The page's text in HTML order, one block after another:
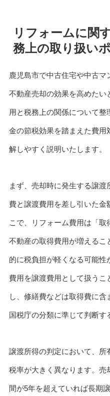
リフォームに関
務上の取り扱い
鹿児島市で中古住宅や中古マ
不動産売却の効果を高めた
用と税務上の関係について
金の節税効果を踏まえた費用
解しやすく説明いたします。
まず、売却時に発生する譲
費と譲渡費用を差し引いた金
こで、リフォーム費用は「取
不動産の取得費用が増える
的に税負担が軽くなる可能性
費用を譲渡費用として扱う
し、修繕費などは取得費に
国税庁の分類に準じて判断す
譲渡所得の判定において、所
税率が大きく異なります。売
間が5年を超えていれば長期